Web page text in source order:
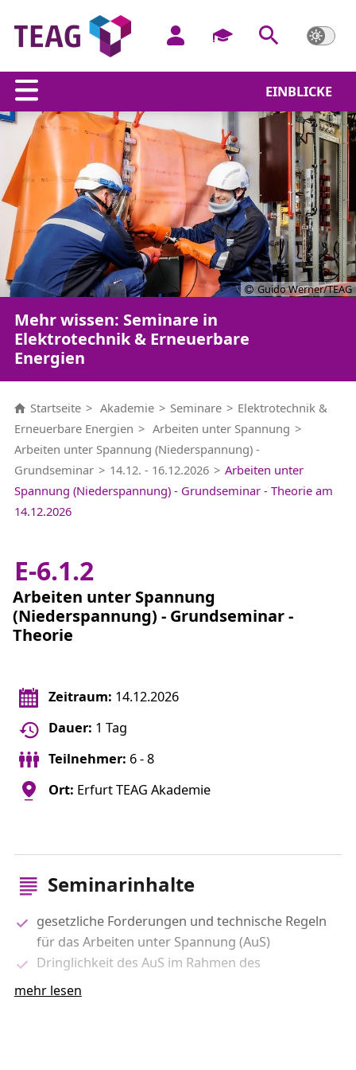
EINBLICKE
Guido Werner/TEAG
Mehr wissen: Seminare in
Elektrotechnik & Erneuerbare
Energien
Startseite Akademie Seminare
Elektrotechnik &
Erneuerbare Energien
Arbeiten unter Spannung
Arbeiten unter Spannung (Niederspannung) -
Grundseminar
14.12. - 16.12.2026
Arbeiten unter
Spannung (Niederspannung) - Grundseminar - Theorie am
14.12.2026
E-6.1.2
Arbeiten unter Spannung
(Niederspannung) - Grundseminar -
Theorie
Zeitraum: 14.12.2026
Dauer: 1 Tag
Teilnehmer: 6 - 8
Ort: Erfurt TEAG Akademie
Seminarinhalte
gesetzliche Forderungen und technische Regeln
für das Arbeiten unter Spannung (AuS)
Dringlichkeit des AuS im Rahmen des
liberalisierten Strommarktes
mehr lesen